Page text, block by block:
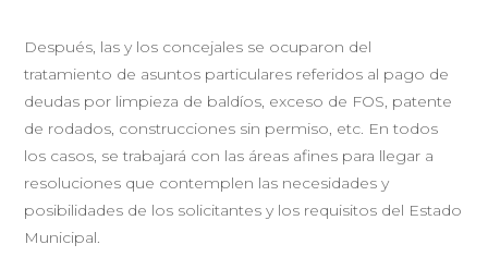
Después, las y los concejales se ocuparon del
tratamiento de asuntos particulares referidos al pago de
deudas por limpieza de baldíos, exceso de FOS, patente
de rodados, construcciones sin permiso, etc. En todos
los casos, se trabajará con las áreas afines para llegar a
resoluciones que contemplen las necesidades y
posibilidades de los solicitantes y los requisitos del Estado
Municipal.